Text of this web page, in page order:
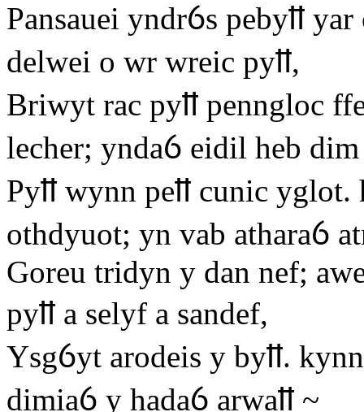
Pansauei yndrỽs pebyỻ
delwei o wr wreic pyỻ,
Briwyt rac pyỻ penngloc
lecher; yndaỽ eidil heb
Pyỻ wynn peỻ cunic
othdyuot; yn vab atharaỽ
Goreu tridyn y dan nef;
pyỻ a selyf a sandef,
Ysgỽyt arodeis y byỻ.
dimiaỽ y hadaỽ arwaỻ ~